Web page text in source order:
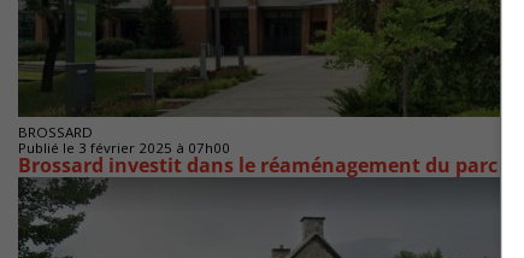
BROSSARD
Publié le 3 février 2025 à 07h00
Brossard investit dans le réaménagement du parc